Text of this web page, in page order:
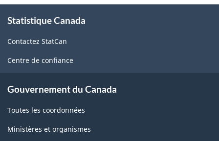
propos
ce
site
Statistique Canada
Contactez StatCan
Centre de confiance
Gouvernement du Canada
Toutes les coordonnées
Ministères et organismes